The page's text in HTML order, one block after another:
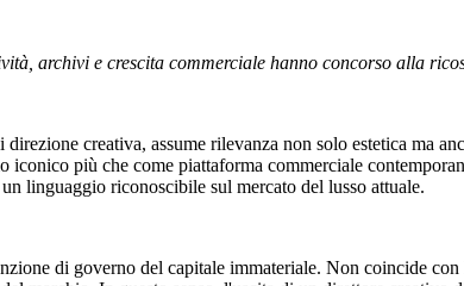
archivi e crescita commerciale hanno concorso alla
creativa, assume rilevanza non solo estetica ma
iconico più che come piattaforma commerciale
linguaggio riconoscibile sul mercato del lusso attuale.
di governo del capitale immateriale. Non coincide